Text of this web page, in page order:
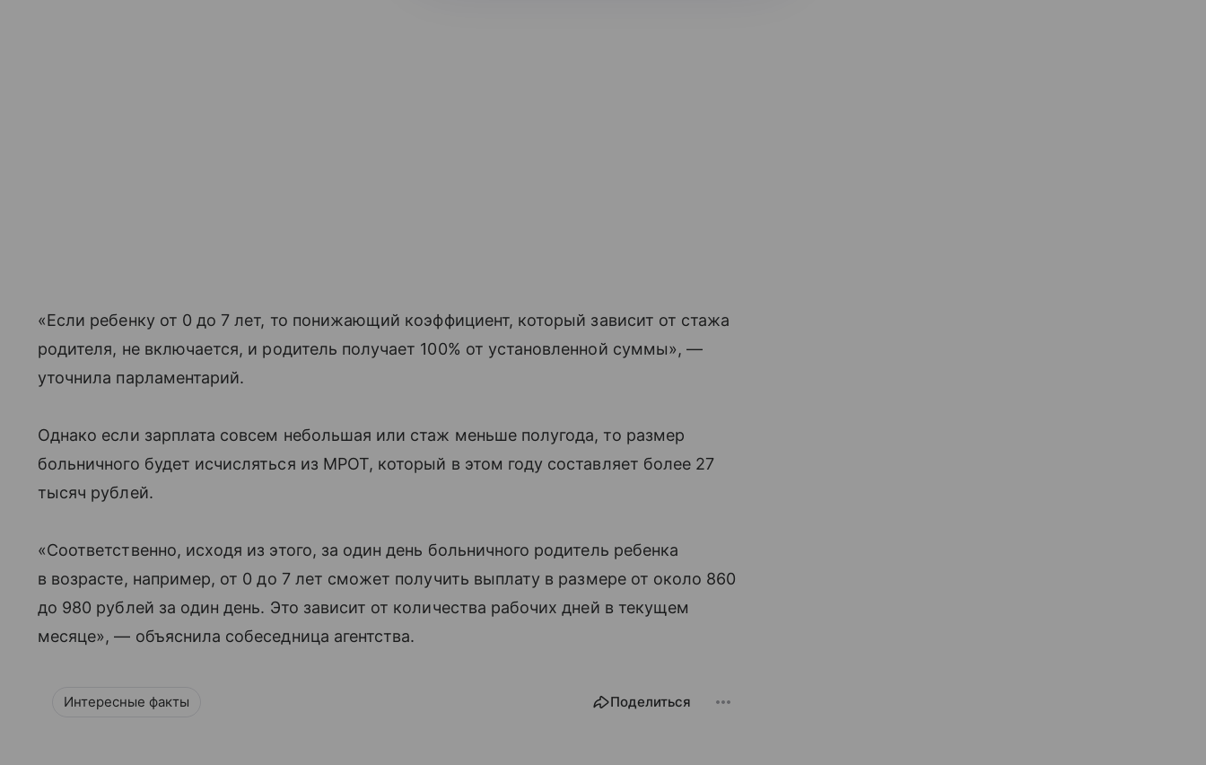
«Если ребенку от 0 до 7 лет, то понижающий коэффициент, который зависит от стажа
родителя, не включается, и родитель получает 100% от установленной суммы», —
уточнила парламентарий.
Однако если зарплата совсем небольшая или стаж меньше полугода, то размер
больничного будет исчисляться из МРОТ, который в этом году составляет более 27
тысяч рублей.
«Соответственно, исходя из этого, за один день больничного родитель ребенка
в возрасте, например, от 0 до 7 лет сможет получить выплату в размере от около 860
до 980 рублей за один день. Это зависит от количества рабочих дней в текущем
месяце», — объяснила собеседница агентства.
Интересные факты Поделиться